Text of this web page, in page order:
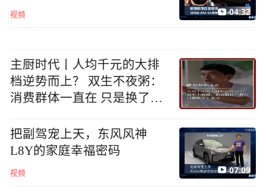
视频 04:32
主厨时代丨人均千元的大排
档逆势而上？ 双生不夜粥：
消费群体一直在 只是换了个
把副驾宠上天，东风风神
L8Y的家庭幸福密码
视频 07:09